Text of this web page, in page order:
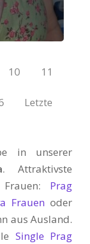
10 11
Letzte
in unserer
. Attraktivste
Prag
Frauen oder
aus Ausland.
Single Prag